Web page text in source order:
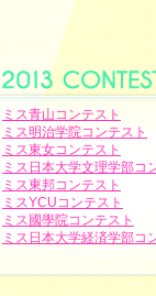
ミス青山コンテスト
ミス明治学院コンテスト
ミス東女コンテスト
ミス日本大学文理学部コ
ミス東邦コンテスト
ミスYCUコンテスト
ミス國學院コンテスト
ミス日本大学経済学部コ